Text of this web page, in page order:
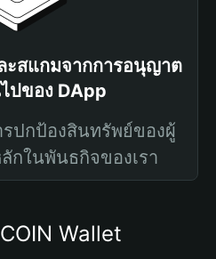
ะสแกมจากการอนุญาต
ปของ DApp
ปกป้องสินทรัพย์ของผู้
กในพันธกิจของเรา
Wallet